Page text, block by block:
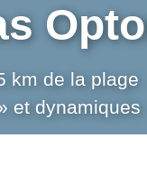
km de la plage
et dynamiques